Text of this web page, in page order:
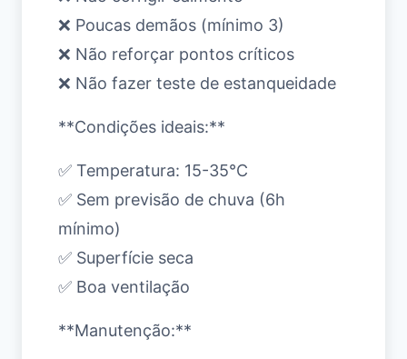
❌ Poucas demãos (mínimo 3)
❌ Não reforçar pontos críticos
❌ Não fazer teste de estanqueidade
**Condições ideais:**
✅ Temperatura: 15-35°C
✅ Sem previsão de chuva (6h
mínimo)
✅ Superfície seca
✅ Boa ventilação
**Manutenção:**